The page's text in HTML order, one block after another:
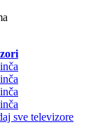
sve televizore